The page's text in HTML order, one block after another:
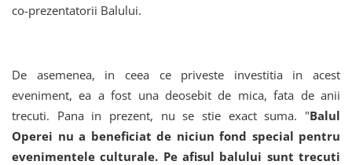
co-prezentatorii Balului.
De asemenea, in ceea ce priveste investitia in acest
eveniment, ea a fost una deosebit de mica, fata de anii
trecuti. Pana in prezent, nu se stie exact suma. "Balul
Operei nu a beneficiat de niciun fond special pentru
evenimentele culturale. Pe afisul balului sunt trecuti